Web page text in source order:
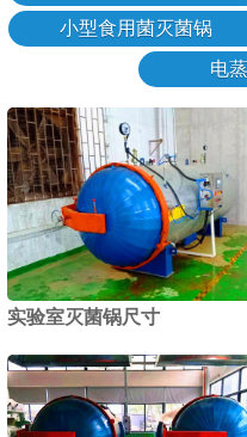
小型食用菌灭菌锅
电
实验室灭菌锅尺寸